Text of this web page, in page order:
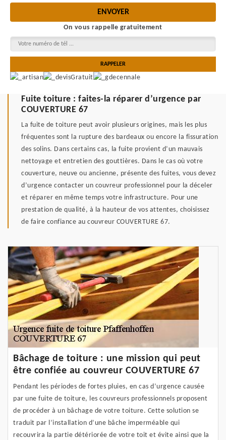
On vous rappelle gratuitement
Fuite toiture : faites-la réparer d’urgence par
COUVERTURE 67
La fuite de toiture peut avoir plusieurs origines, mais les plus
fréquentes sont la rupture des bardeaux ou encore la fissuration
des solins. Dans certains cas, la fuite provient d’un mauvais
nettoyage et entretien des gouttières. Dans le cas où votre
couverture, neuve ou ancienne, présente des fuites, vous devez
d’urgence contacter un couvreur professionnel pour la déceler
et réparer en même temps votre infrastructure. Pour une
prestation de qualité, à la hauteur de vos attentes, choisissez
de faire confiance au couvreur COUVERTURE 67.
Bâchage de toiture : une mission qui peut
être confiée au couvreur COUVERTURE 67
Pendant les périodes de fortes pluies, en cas d’urgence causée
par une fuite de toiture, les couvreurs professionnels proposent
de procéder à un bâchage de votre toiture. Cette solution se
traduit par l’installation d’une bâche imperméable qui
recouvrira la partie détériorée de votre toit et évite ainsi que la